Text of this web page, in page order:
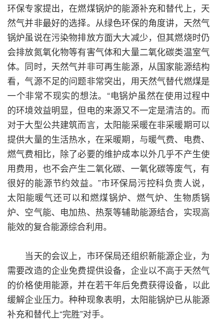
环保专家提出，在燃煤锅炉的能源补充和替代上，天
然气并非最好的选择。从绿色环保的角度讲，天然气
锅炉虽说在污染物排放方面大大减少，但其燃烧时仍
会排放氮氧化物等有害气体和大量二氧化碳类温室气
体。同时，天然气并非可再生能源，从国家能源结构
看，气源不足的问题非常突出，用天然气替代燃煤是
一个非常不现实的想法。“电锅炉虽然在使用过程中
的环境效益明显，但电的来源又不一定是清洁的。而
对于大型公共建筑而言，太阳能采暖在非采暖期可以
提供大量的生活热水，在采暖期，与暖气费、电费、
燃气费相比，除了必要的维护成本以外几乎不产生使
用费用，也不会产生二氧化碳、一氧化碳等废气，有
很好的能源节约效益。”市环保局污控科负责人说，
太阳能暖气还可以和燃煤锅炉、燃气炉、生物质锅
炉、空气能、电加热、热泵等辅助能源结合，实现高
能效的复合能源综合利用。
当天的会议上，市环保局还组织新能源企业，为
需要改造的企业免费提供设备，企业以不高于天然气
的价格使用能源，并在若干年后免费获得设备，以此
缓解企业压力。种种现象表明，太阳能锅炉已从能源
补充和替代上“完胜”对手。